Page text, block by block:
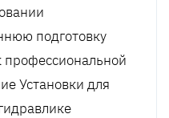
подготовку
профессиональной
Установки для